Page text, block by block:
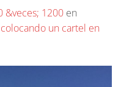
&veces; 1200 en
un cartel en